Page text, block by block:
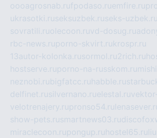
oooagrosnab.rufpodaso.ruemfire.ru
ukrasotki.ruseksuzbek.ruseks-uzbek.ru
sovratili.ruolecoon.ruvd-dosug.ru
rbc-news.ruporno-skvirt.rukrospr.ru
13autor-kolonka.rusormol.ru2rich.ru
hostserve.ruporno-na-russkom.ru
neznobi.rubigfatcc.ru habble.ru
delfinet.rusilvernano.ruelestal.ru
velotrenajery.rupronso54.ru
show-pets.rusmartnews03.ru
miraclecoon.rupongup.ru hostel65.ru